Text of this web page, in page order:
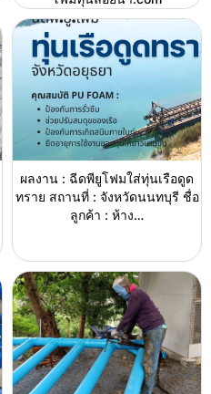
ผลงาน : ฉีดพียูโฟมใส่ทุ่นเรือดูด
ทราย สถานที่ : จังหวัดนนทบุรี ชื่อ
ลูกค้า : ห้าง…